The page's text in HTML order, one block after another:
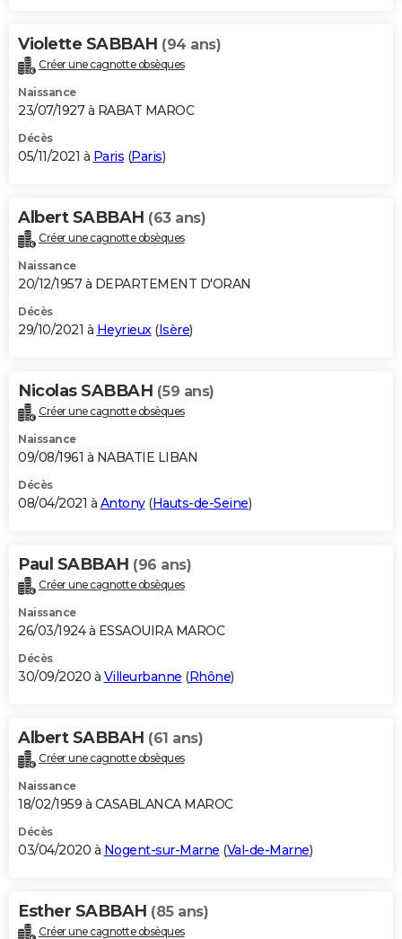
Violette SABBAH (94 ans)
Créer une cagnotte obsèques
Naissance
23/07/1927 à RABAT MAROC
Décès
05/11/2021 à Paris (Paris)
Albert SABBAH (63 ans)
Créer une cagnotte obsèques
Naissance
20/12/1957 à DEPARTEMENT D'ORAN
Décès
29/10/2021 à Heyrieux(Isère)
Nicolas SABBAH (59 ans)
Créer une cagnotte obsèques
Naissance
09/08/1961 à NABATIE LIBAN
Décès
08/04/2021 à Antony(Hauts-de-Seine)
Paul SABBAH (96 ans)
Créer une cagnotte obsèques
Naissance
26/03/1924 à ESSAOUIRA MAROC
Décès
30/09/2020 à Villeurbanne (Rhône)
Albert SABBAH (61 ans)
Créer une cagnotte obsèques
Naissance
18/02/1959 à CASABLANCA MAROC
Décès
03/04/2020 à Nogent-sur-Marne (Val-de-Marne)
Esther SABBAH (85 ans)
Créer une cagnotte obsèques